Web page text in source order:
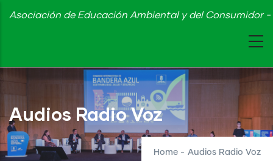
Skip
content
Asociación de Educación Ambiental y del Consumidor
Audios Radio Voz
Home - Audios Radio Voz